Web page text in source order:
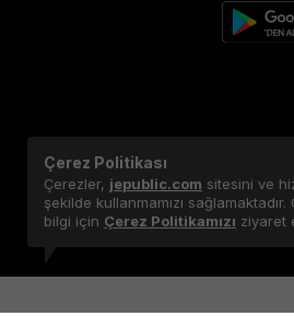
Çerez Politikası
Çerezler, jepublic.com sitesini ve
şekilde kullanmamızı
bilgi için Çerez Politikamızı ziyaret